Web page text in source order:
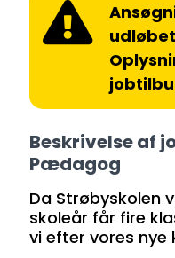
Beskrivelse af
Pædagog
Da Strøbyskolen
skoleår får fire
vi efter vores nye